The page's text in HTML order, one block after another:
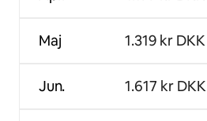
Maj
Jun.
1.319 kr DKK
1.617 kr DKK